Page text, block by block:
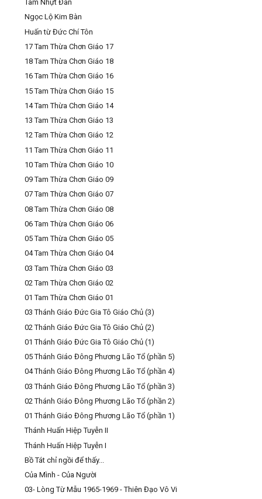
Tam Nhựt Đàn
Ngọc Lộ Kim Bàn
Huấn từ Đức Chí Tôn
17 Tam Thừa Chơn Giáo 17
18 Tam Thừa Chơn Giáo 18
16 Tam Thừa Chơn Giáo 16
15 Tam Thừa Chơn Giáo 15
14 Tam Thừa Chơn Giáo 14
13 Tam Thừa Chơn Giáo 13
12 Tam Thừa Chơn Giáo 12
11 Tam Thừa Chơn Giáo 11
10 Tam Thừa Chơn Giáo 10
09 Tam Thừa Chơn Giáo 09
07 Tam Thừa Chơn Giáo 07
08 Tam Thừa Chơn Giáo 08
06 Tam Thừa Chơn Giáo 06
05 Tam Thừa Chơn Giáo 05
04 Tam Thừa Chơn Giáo 04
03 Tam Thừa Chơn Giáo 03
02 Tam Thừa Chơn Giáo 02
01 Tam Thừa Chơn Giáo 01
03 Thánh Giáo Đức Gia Tô Giáo Chủ (3)
02 Thánh Giáo Đức Gia Tô Giáo Chủ (2)
01 Thánh Giáo Đức Gia Tô Giáo Chủ (1)
05 Thánh Giáo Đông Phương Lão Tổ (phần 5)
04 Thánh Giáo Đông Phương Lão Tổ (phần 4)
03 Thánh Giáo Đông Phương Lão Tổ (phần 3)
02 Thánh Giáo Đông Phương Lão Tổ (phần 2)
01 Thánh Giáo Đông Phương Lão Tổ (phần 1)
Thánh Huấn Hiệp Tuyễn II
Thánh Huấn Hiệp Tuyễn I
Bồ Tát chỉ ngồi để thấy...
Của Mình - Của Người
03- Lòng Từ Mẫu 1965-1969 - Thiên Đạo Vô Vi